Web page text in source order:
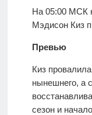
На 05:00 МСК
Мэдисон Киз
Превью
Киз
нынешнего, а
сезон и